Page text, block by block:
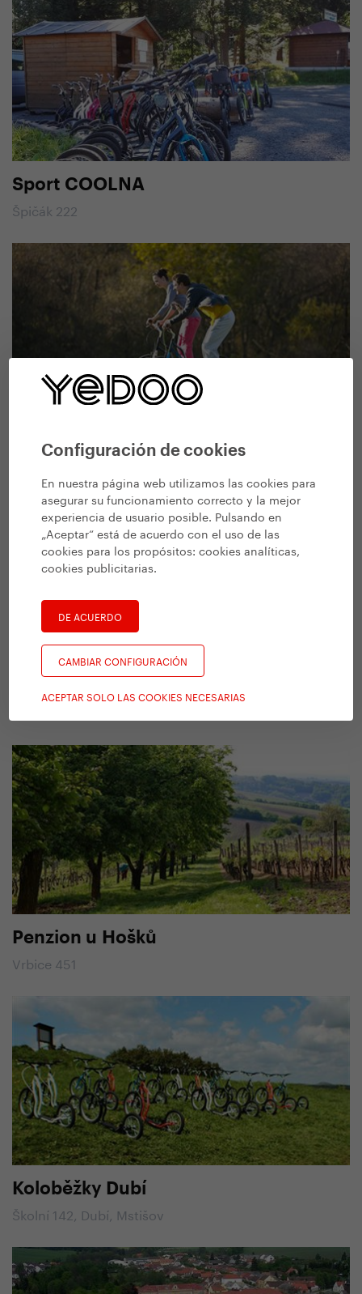
Configuración de cookies
En nuestra página web utilizamos las cookies para
asegurar su funcionamiento correcto y la mejor
experiencia de usuario posible. Pulsando en
„Aceptar“ está de acuerdo con el uso de las
cookies para los propósitos:cookies analíticas,
cookies publicitarias.
DE ACUERDO
CAMBIAR CONFIGURACIÓN
ACEPTAR SOLO LAS COOKIES NECESARIAS
Sport COOLNA
Špičák 222
Černošická 633, Praha 5
Penzion u Hošků
Vrbice 451
Koloběžky Dubí
Školní 142, Dubí, Mstišov